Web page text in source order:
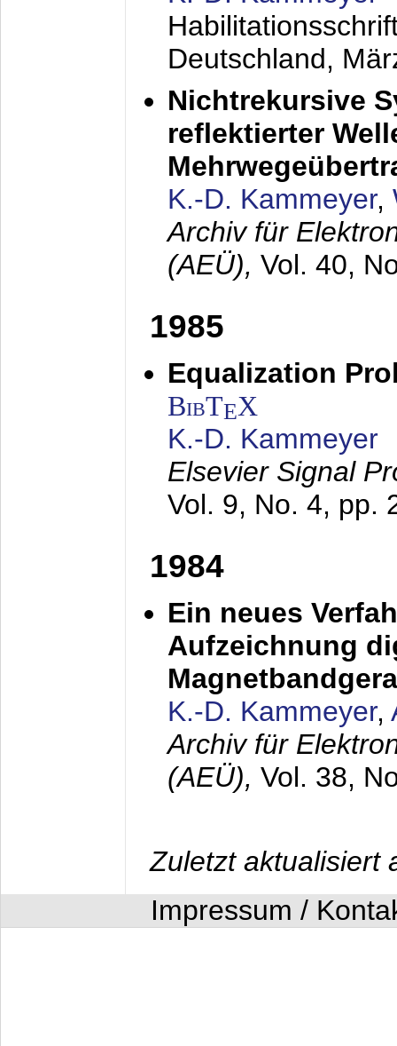
Deutschland,
Nichtrekursive
reflektierter
K.-D. Kammeyer,
Archiv für
(AEÜ), Vol. 40,
1985
Equalization
BibTEX
K.-D. Kammeyer
Elsevier Signal
Vol. 9, No. 4, pp.
1984
Ein neues
Aufzeichnung
K.-D. Kammeyer,
Archiv für
(AEÜ), Vol. 38,
Zuletzt aktualisiert
Impressum /